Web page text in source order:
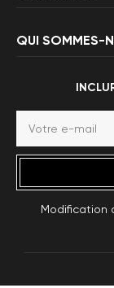
QUI SOMMES-
Modification